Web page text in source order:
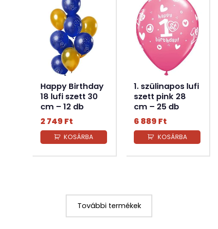
Happy Birthday
18 lufi szett 30
cm – 12 db
2 749 Ft
KOSÁRBA
1. szülinapos lufi
szett pink 28
cm – 25 db
6 889 Ft
KOSÁRBA
További termékek